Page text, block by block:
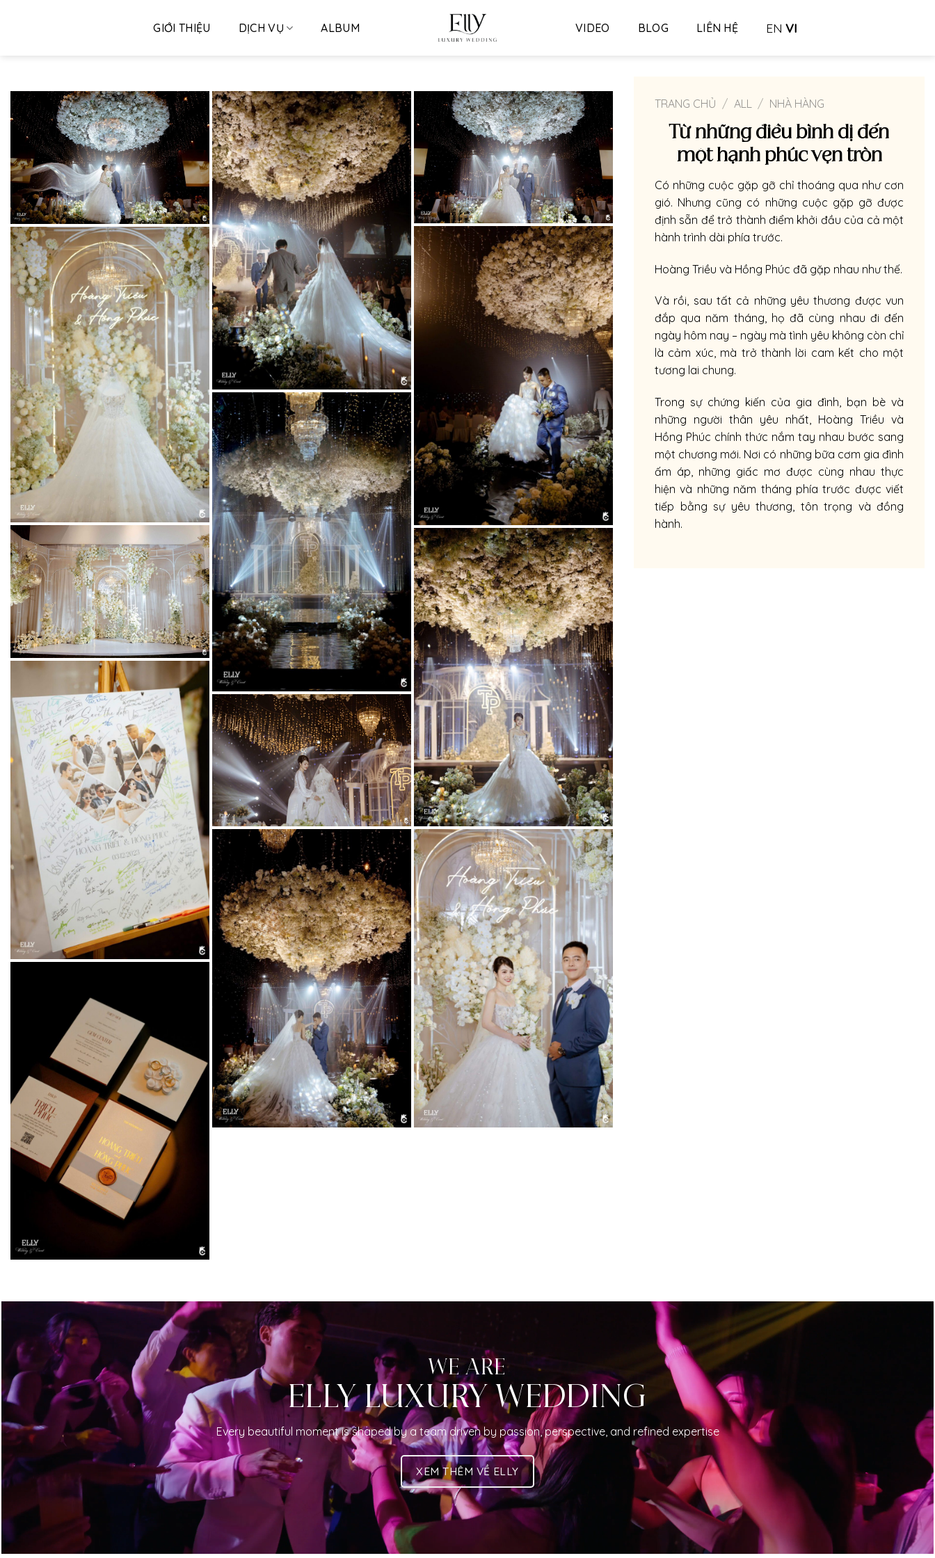
GIỚI THIỆU DỊCH VỤ ALBUM VIDEO BLOG LIÊN HỆ EN VI
TRANG CHỦ / ALL / NHÀ HÀNG
Từ những điều bình dị đến
một hạnh phúc vẹn tròn
Có những cuộc gặp gỡ chỉ thoáng qua như cơn
gió. Nhưng cũng có những cuộc gặp gỡ được
định sẵn để trở thành điểm khởi đầu của cả một
hành trình dài phía trước.
Hoàng Triều và Hồng Phúc đã gặp nhau như thế.
Và rồi, sau tất cả những yêu thương được vun
đắp qua năm tháng, họ đã cùng nhau đi đến
ngày hôm nay – ngày mà tình yêu không còn chỉ
là cảm xúc, mà trở thành lời cam kết cho một
tương lai chung.
Trong sự chứng kiến của gia đình, bạn bè và
những người thân yêu nhất, Hoàng Triều và
Hồng Phúc chính thức nắm tay nhau bước sang
một chương mới. Nơi có những bữa cơm gia đình
ấm áp, những giấc mơ được cùng nhau thực
hiện và những năm tháng phía trước được viết
tiếp bằng sự yêu thương, tôn trọng và đồng
hành.
WE ARE
ELLY LUXURY WEDDING
Every beautiful moment is shaped by a team driven by passion, perspective, and refined expertise
XEM THÊM VỀ ELLY